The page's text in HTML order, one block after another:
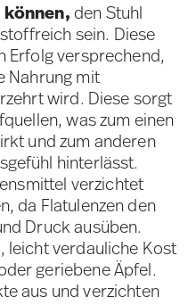
den Stuhl
sein. Diese
Erfolg versprechend,
Nahrung mit
wird. Diese sorgt
was zum einen
und zum anderen
hinterlässt.
verzichtet
da Flatulenzen den
Druck ausüben.
leicht verdauliche Kost
geriebene Äpfel.
aus und verzichten